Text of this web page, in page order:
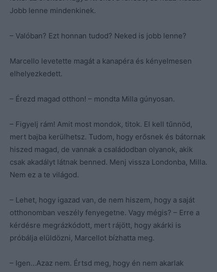
Jobb lenne mindenkinek.
– Valóban? Ezt honnan tudod? Neked is jobb lenne?
Marcello levetette magát a kanapéra és kényelmesen
elhelyezkedett.
– Érezd magad otthon! – mondta Milla gúnyosan.
– Figyelj rám! Amit most mondok, titok. El kell tűnnöd,
mert bajba kerülhetsz. Tudom, hogy erősnek és bátornak
hiszed magad, de vannak a családodban olyanok, akik
csak akadályt látnak benned. Menj vissza Londonba, Milla.
Nem ez a te világod.
– Lehet, hogy igazad van, de nem hiszem, hogy a saját
otthonomban veszély fenyegetne. Vagy mégis? – Erre a
kérdésre megrázkódott, mert rájött, hogy akárki is
próbálja elüldözni, Marcellot bízhatta meg.
– Igen…Azaz nem. Értsd meg, hogy én nem akarlak